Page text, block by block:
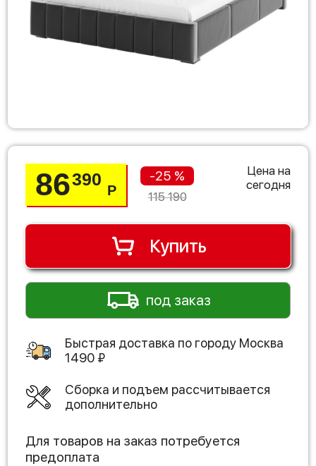
86390
Р
-25 %
115 190
Цена на
сегодня
Купить
под заказ
Быстрая доставка по городу Москва
1490 ₽
Сборка и подъем рассчитывается
дополнительно
Для товаров на заказ потребуется
предоплата